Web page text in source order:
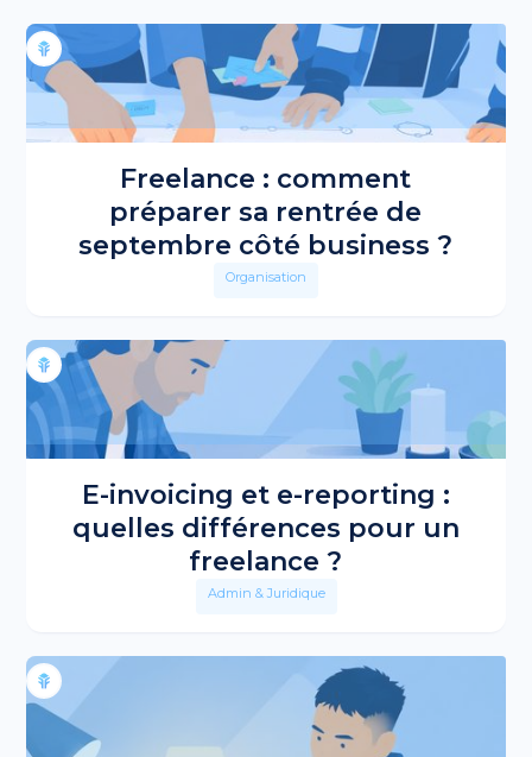
Freelance : comment
préparer sa rentrée de
septembre côté business ?
Organisation
E-invoicing et e-reporting :
quelles différences pour un
freelance ?
Admin & Juridique